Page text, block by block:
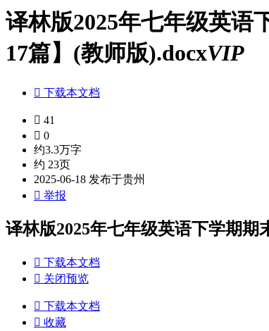
译林版2025年七年级英语
17篇】(教师版).docxVIP
 下载本文档
 41
 0
约3.3万字
约 23页
2025-06-18 发布于贵州
 举报
译林版2025年七年级英语下学期
 下载本文档
 关闭预览
 下载本文档
 收藏